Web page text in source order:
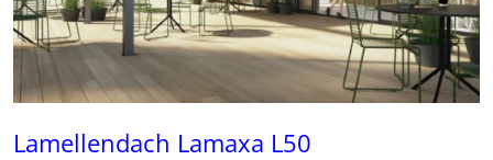
Lamellendach Lamaxa L50